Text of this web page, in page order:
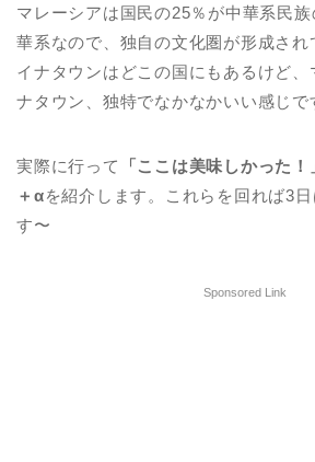
マレーシアは国民の25％が中華系民
華系なので、独自の文化圏が形成され
イナタウンはどこの国にもあるけど、
ナタウン、独特でなかなかいい感じで
実際に行って
「ここは美味しかった
＋αを紹介します。これらを回れば3
す〜
Sponsored Link